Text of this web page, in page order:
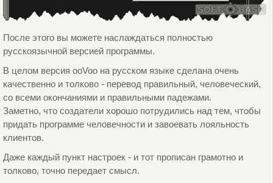
После этого вы можете наслаждаться полностью
русскоязычной версией программы.
В целом версия ooVoo на русском языке сделана очень
качественно и толково - перевод правильный, человеческий,
со всеми окончаниями и правильными падежами.
Заметно, что создатели хорошо потрудились над тем, чтобы
придать программе человечности и завоевать лояльность
клиентов.
Даже каждый пункт настроек - и тот прописан грамотно и
толково, точно передает смысл.